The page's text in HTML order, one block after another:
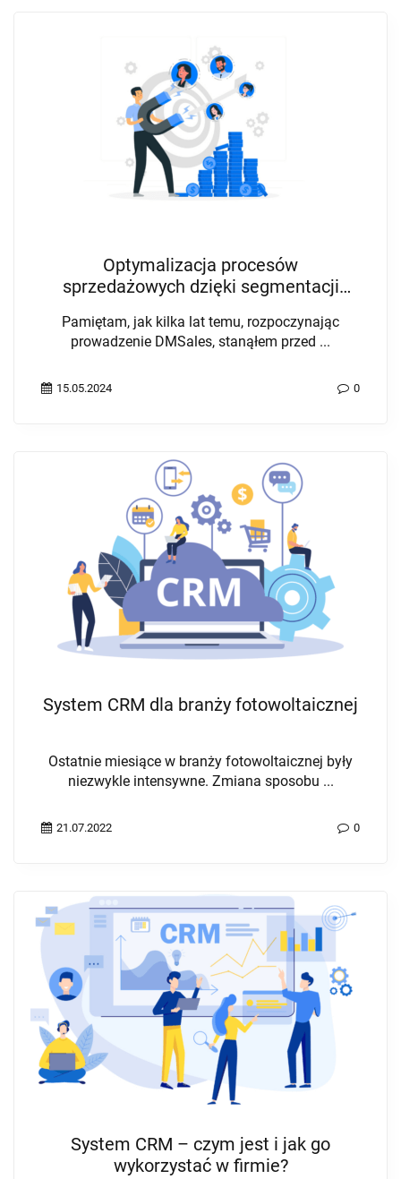
Optymalizacja procesów
sprzedażowych dzięki segmentacji
Pamiętam, jak kilka lat temu, rozpoczynając
prowadzenie DMSales, stanąłem przed ...
15.05.2024 0
System CRM dla branży fotowoltaicznej
Ostatnie miesiące w branży fotowoltaicznej były
niezwykle intensywne. Zmiana sposobu ...
21.07.2022 0
System CRM – czym jest i jak go
wykorzystać w firmie?